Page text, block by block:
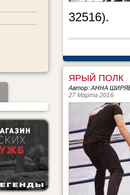
32516).
ЯРЫЙ ПОЛК
Автор: АННА
27 Марта 2016